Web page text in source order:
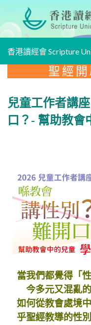
香港讀經會 Scripture
聖經
兒童工作者講
口？- 幫助教
當我們都覺得「
今多元又混亂
如何從教會處境
乎聖經教導的性